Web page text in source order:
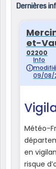
Dernières